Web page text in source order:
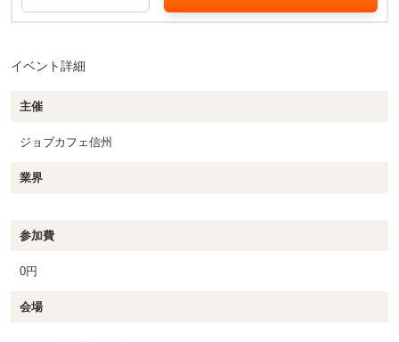
イベント詳細
主催
ジョブカフェ信州
業界
参加費
0円
会場